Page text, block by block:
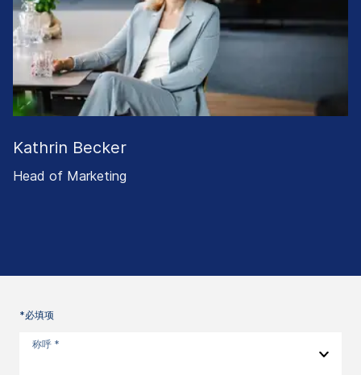
Kathrin Becker
Head of Marketing
*必填项
称呼 *